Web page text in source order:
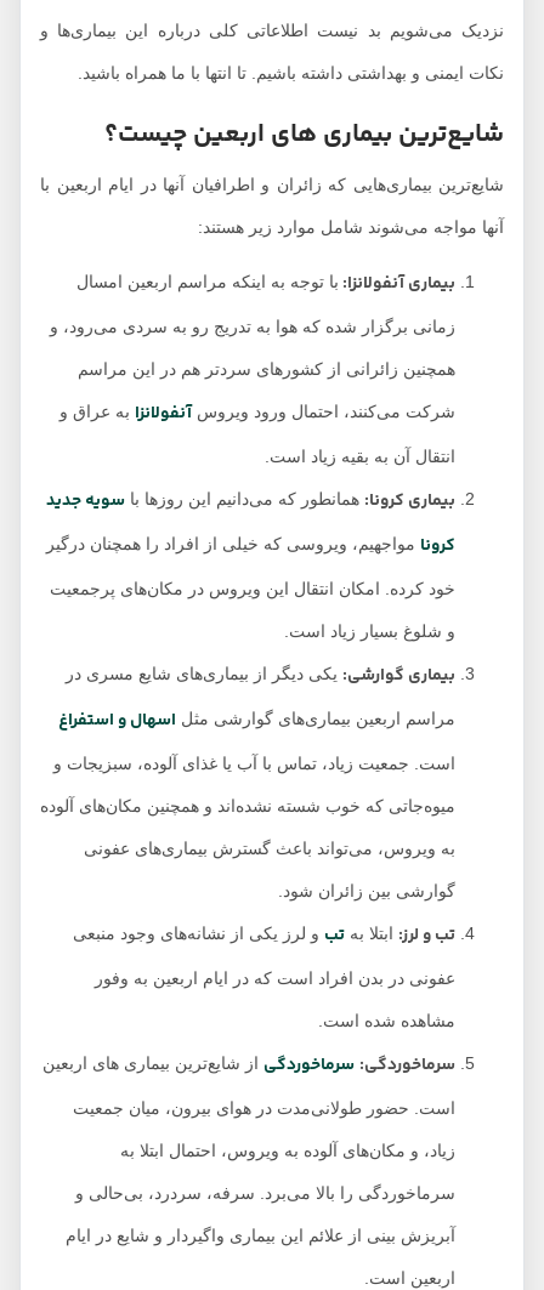
نزدیک می‌شویم بد نیست اطلاعاتی کلی درباره این بیماری‌ها و
نکات ایمنی و بهداشتی داشته باشیم. تا انتها با ما همراه باشید.
شایع‌ترین بیماری های اربعین چیست؟
شایع‌ترین بیماری‌هایی که زائران و اطرافیان آنها در ایام اربعین با
آنها مواجه می‌شوند شامل موارد زیر هستند:
بیماری آنفولانزا:با توجه به اینکه مراسم اربعین امسال
زمانی برگزار شده که هوا به تدریج رو به سردی می‌رود، و
همچنین زائرانی از کشورهای سردتر هم در این مراسم
شرکت می‌کنند، احتمال ورود ویروسآنفولانزابه عراق و
انتقال آن به بقیه زیاد است.
بیماری کرونا:همانطور که می‌دانیم این روزها باسویه جدید
مواجهیم، ویروسی که خیلی از افراد را همچنان درگیر
خود کرده. امکان انتقال این ویروس در مکان‌های پرجمعیت
و شلوغ بسیار زیاد است.
بیماری گوارشی:یکی دیگر از بیماری‌های شایع مسری در
مراسم اربعین بیماری‌های گوارشی مثل اسهال و استفراغ
است. جمعیت زیاد، تماس با آب یا غذای آلوده، سبزیجات و
میوه‌جاتی که خوب شسته نشده‌اند و همچنین مکان‌های آلوده
به ویروس، می‌تواند باعث گسترش بیماری‌های عفونی
گوارشی بین زائران شود.
تب و لرز: ابتلا بهتبو لرز یکی از نشانه‌های وجود منبعی
عفونی در بدن افراد است که در ایام اربعین به وفور
مشاهده شده است.
سرماخوردگی:سرماخوردگیاز شایع‌ترین بیماری های اربعین
است. حضور طولانی‌مدت در هوای بیرون، میان جمعیت
زیاد، و مکان‌های آلوده به ویروس، احتمال ابتلا به
سرماخوردگی را بالا می‌برد. سرفه، سردرد، بی‌حالی و
آبریزش بینی از علائم این بیماری واگیردار و شایع در ایام
اربعین است.